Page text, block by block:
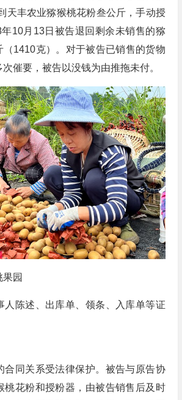
天丰农业猕猴桃花粉叁公斤，手动授
年10月13日被告退回剩余未销售的猕
（1410克）。对于被告已销售的货物
催要，被告以没钱为由推拖未付。
园
人陈述、出库单、领条、入库单等证
合同关系受法律保护。被告与原告协
桃花粉和授粉器，由被告销售后及时